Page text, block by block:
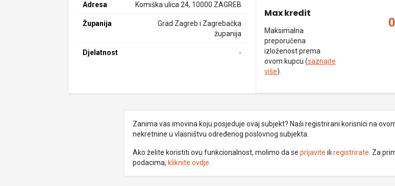
Adresa Komiška ulica 24, 10000 ZAGREB
Županija
Grad Zagreb i Zagrebačka
županija
Djelatnost -
Max kredit
Maksimalna
preporučena
izloženost prema
ovom kupcu (saznajte
više).
Zanima vas imovina koju posjeduje ovaj subjekt? Naši registrirani korisnici na
nekretnine u vlasništvu određenog poslovnog subjekta.
Ako želite koristiti ovu funkcionalnost, molimo da se prijavite ili registrirate . Za
podacima, kliknite ovdje